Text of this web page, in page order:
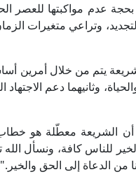
عدم مواكبتها للعصر
وتراعي متغيرات
يتم من خلال أمرين
وثانيهما دعم
الشريعة معطّلة هو
للناس كافة، ونسأل الله
من الدعاة إلى الحق والخير."